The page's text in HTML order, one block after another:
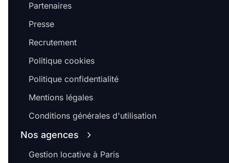
Partenaires
Presse
Recrutement
Politique cookies
Politique confidentialité
Mentions légales
Conditions générales d'utilisation
Nos agences
Gestion locative à Paris